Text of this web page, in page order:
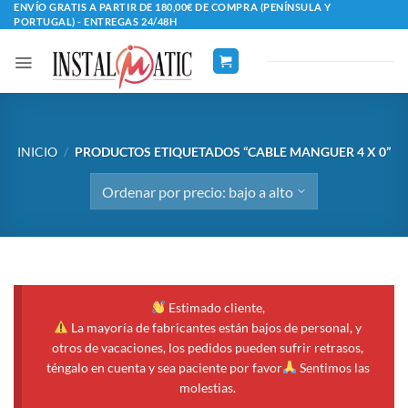
Saltar
al
contenido
ENVÍO GRATIS A PARTIR DE 180,00€ DE COMPRA (PENÍNSULA Y
PORTUGAL) - ENTREGAS 24/48H
INICIO / PRODUCTOS ETIQUETADOS “CABLE MANGUER 4 X 0”
Estimado cliente,
La mayoría de fabricantes están bajos de personal, y
otros de vacaciones, los pedidos pueden sufrir retrasos,
téngalo en cuenta y sea paciente por favor
Sentimos las
molestias.